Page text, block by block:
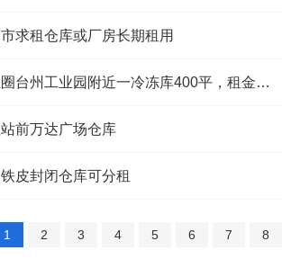
市求租仓库或厂房长期租用
（出租）鲅鱼圈台州工业园附近一冷冻库400平，租金全区低。
站前万达广场仓库
铁皮封闭仓库可分租
1 2 3 4 5 6 7 8